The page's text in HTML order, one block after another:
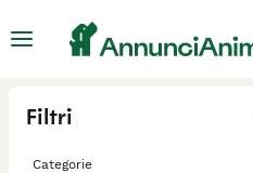
Filtri
Categorie